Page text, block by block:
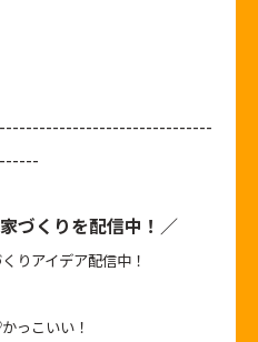
づくりを配信中！／
りアイデア配信中！
っこいい！